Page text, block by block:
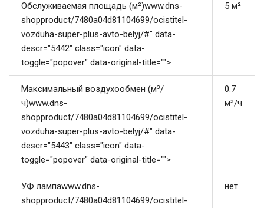
Обслуживаемая площадь (м²)www.dns-
shopproduct/7480a04d81104699/ocistitel-
vozduha-super-plus-avto-belyj/#" data-
descr="5442" class="icon" data-
toggle="popover" data-original-title="">
5 м²
Максимальный воздухообмен (м³/
ч)www.dns-
shopproduct/7480a04d81104699/ocistitel-
vozduha-super-plus-avto-belyj/#" data-
descr="5443" class="icon" data-
toggle="popover" data-original-title="">
0.7
м³/ч
УФ лампаwww.dns-
shopproduct/7480a04d81104699/ocistitel-
нет